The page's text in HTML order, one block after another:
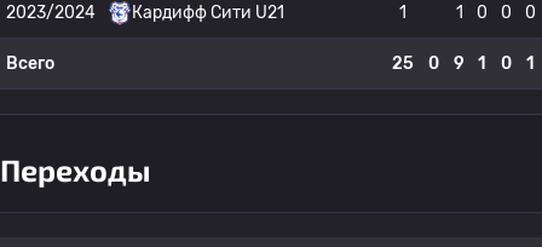
2023/2024 Кардифф Сити U21 1 1 0 0 0
Всего 25 0 9 1 0 1
Переходы